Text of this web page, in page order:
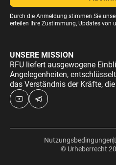
Durch die Anmeldung stimmen Sie
erteilen Ihre Zustimmung, Updates von
UNSERE MISSION
RFU liefert ausgewogene
Angelegenheiten,
das Verständnis der Kräfte,
© Urheberrecht
Nutzungsbedingungen